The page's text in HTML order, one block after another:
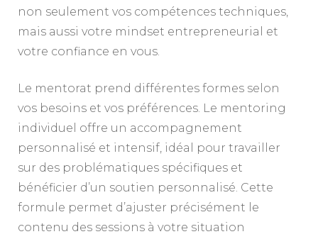
non seulement vos compétences techniques,
mais aussi votre mindset entrepreneurial et
votre confiance en vous.
Le mentorat prend différentes formes selon
vos besoins et vos préférences. Le mentoring
individuel offre un accompagnement
personnalisé et intensif, idéal pour travailler
sur des problématiques spécifiques et
bénéficier d’un soutien personnalisé. Cette
formule permet d’ajuster précisément le
contenu des sessions à votre situation